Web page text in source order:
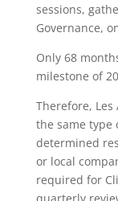
sessions,
Governance,
Only 68
milestone of
Therefore,
the same type
determined
or local
required for